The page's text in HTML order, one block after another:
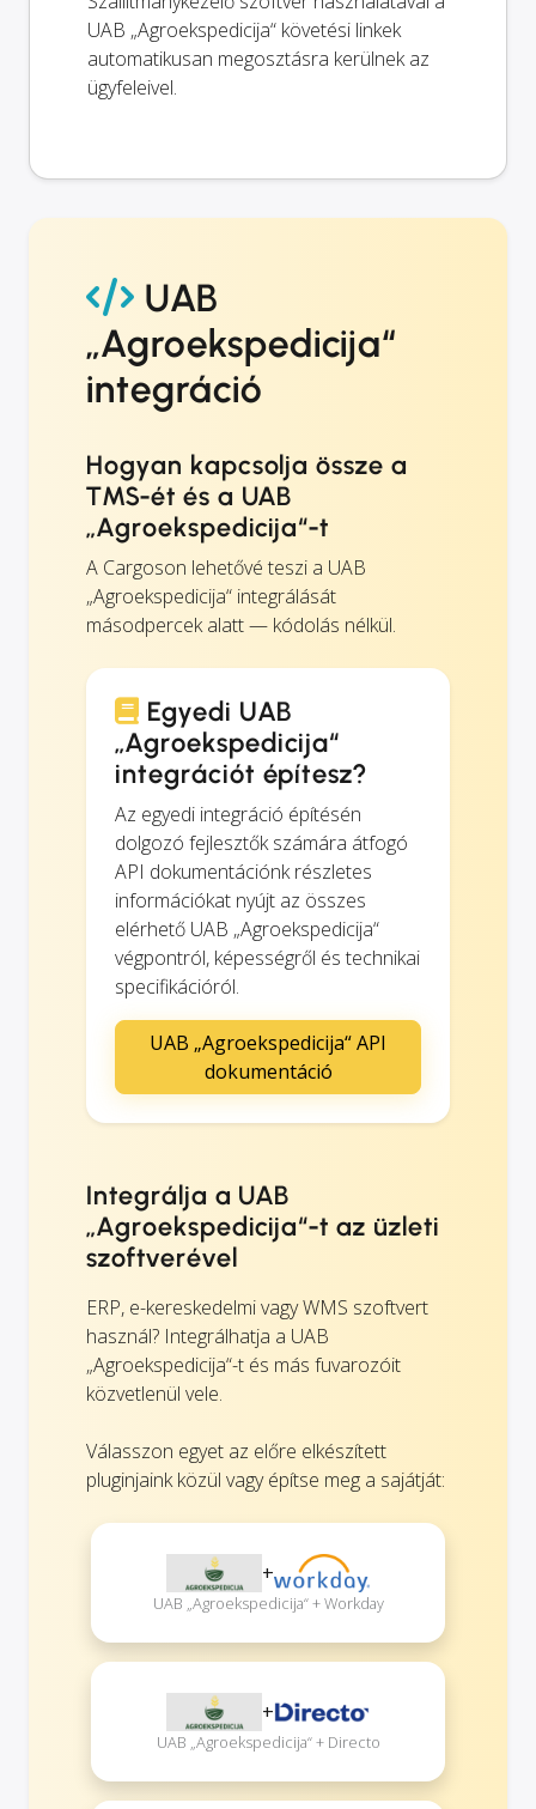
UAB „Agroekspedicija“ követési linkek
automatikusan megosztásra kerülnek az
ügyfeleivel.
UAB
„Agroekspedicija“
integráció
Hogyan kapcsolja össze a
TMS-ét és a UAB
„Agroekspedicija“-t
A Cargoson lehetővé teszi a UAB
„Agroekspedicija“ integrálását
másodpercek alatt — kódolás nélkül.
Egyedi UAB
„Agroekspedicija“
integrációt építesz?
Az egyedi integráció építésén
dolgozó fejlesztők számára átfogó
API dokumentációnk részletes
információkat nyújt az összes
elérhető UAB „Agroekspedicija“
végpontról, képességről és technikai
specifikációról.
UAB „Agroekspedicija“ API
dokumentáció
Integrálja a UAB
„Agroekspedicija“-t az üzleti
szoftverével
ERP, e-kereskedelmi vagy WMS szoftvert
használ? Integrálhatja a UAB
„Agroekspedicija“-t és más fuvarozóit
közvetlenül vele.
Válasszon egyet az előre elkészített
pluginjaink közül vagy építse meg a sajátját:
+
UAB „Agroekspedicija“ + Workday
+
UAB „Agroekspedicija“ + Directo